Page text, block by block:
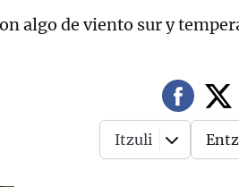
algo de viento sur y
Itzuli